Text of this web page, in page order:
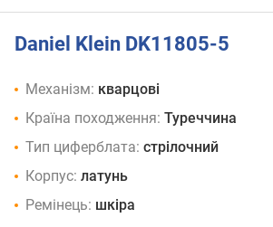
Daniel Klein DK11805-5
Механізм: кварцові
Країна походження: Туреччина
Тип циферблата: стрілочний
Корпус: латунь
Ремінець: шкіра